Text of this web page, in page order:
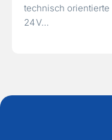
technisch
24 V…